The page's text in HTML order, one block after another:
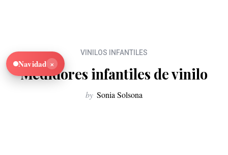
VINILOS INFANTILES
Medidores infantiles de vinilo
by Sonia Solsona
Navidad ×